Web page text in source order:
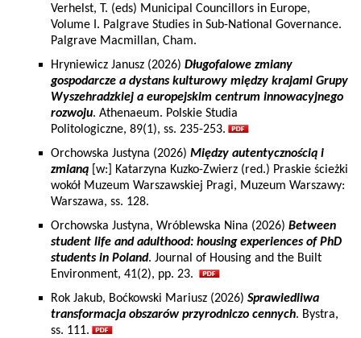
Verhelst, T. (eds) Municipal Councillors in Europe,
Volume I. Palgrave Studies in Sub-National Governance.
Palgrave Macmillan, Cham.
Hryniewicz Janusz (2026) Długofalowe zmiany
gospodarcze a dystans kulturowy między krajami Grupy
Wyszehradzkiej a europejskim centrum innowacyjnego
rozwoju. Athenaeum. Polskie Studia
Politologiczne, 89(1), ss. 235-253.
Orchowska Justyna (2026) Między autentycznością i
zmianą [w:] Katarzyna Kuzko-Zwierz (red.) Praskie ścieżki
wokół Muzeum Warszawskiej Pragi, Muzeum Warszawy:
Warszawa, ss. 128.
Orchowska Justyna, Wróblewska Nina (2026) Between
student life and adulthood: housing experiences of PhD
students in Poland. Journal of Housing and the Built
Environment, 41(2), pp. 23.
Rok Jakub, Boćkowski Mariusz (2026) Sprawiedliwa
transformacja obszarów przyrodniczo cennych. Bystra,
ss. 111.